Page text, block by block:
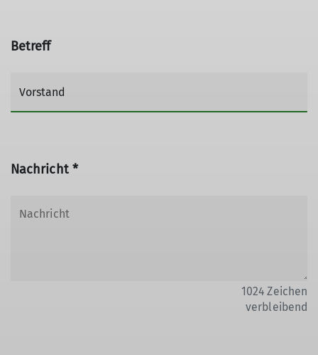
Betreff
Nachricht *
1024 Zeichen
verbleibend